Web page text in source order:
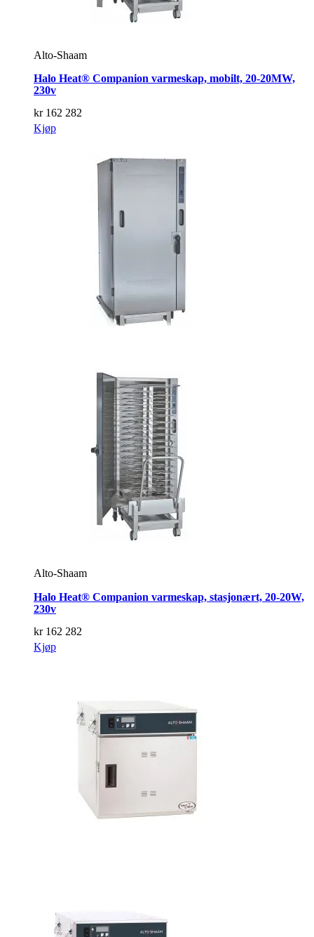
Alto-Shaam
Halo Heat® Companion varmeskap, mobilt, 20-20MW,
230v
kr162 282
Kjøp
Alto-Shaam
Halo Heat® Companion varmeskap, stasjonært, 20-20W,
230v
kr162 282
Kjøp